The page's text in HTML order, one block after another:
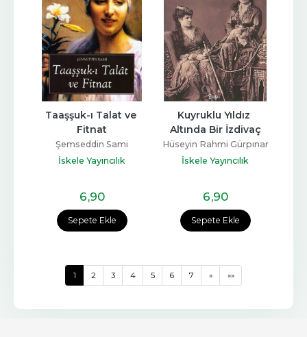
Sepete Ekle
Taaşşuk-ı Talat ve
Fitnat
Şemseddin Sami
İskele Yayıncılık
6,90
Sepete Ekle
Kuyruklu Yıldız
Altında Bir İzdivaç
Hüseyin Rahmi Gürpınar
İskele Yayıncılık
6,90
1 2 3 4 5 6 7 » »»